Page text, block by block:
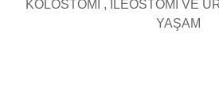
KOLOSTOMİ , İLEOSTOMİ VE
YAŞAM